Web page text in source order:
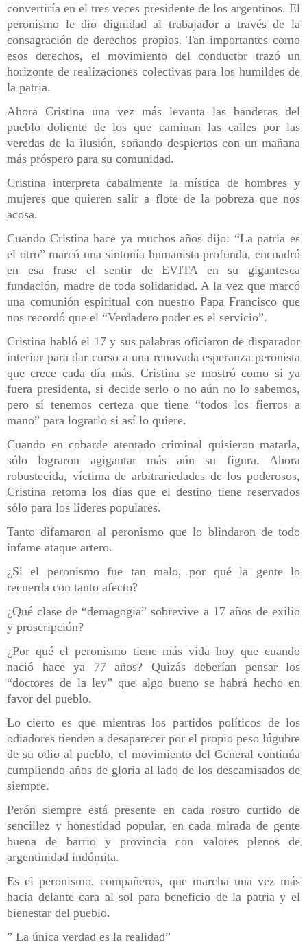
convertiría en el tres veces presidente de los argentinos. El
peronismo le dio dignidad al trabajador a través de la
consagración de derechos propios. Tan importantes como
esos derechos, el movimiento del conductor trazó un
horizonte de realizaciones colectivas para los humildes de
la patria.
Ahora Cristina una vez más levanta las banderas del
pueblo doliente de los que caminan las calles por las
veredas de la ilusión, soñando despiertos con un mañana
más próspero para su comunidad.
Cristina interpreta cabalmente la mística de hombres y
mujeres que quieren salir a flote de la pobreza que nos
acosa.
Cuando Cristina hace ya muchos años dijo: “La patria es
el otro” marcó una sintonía humanista profunda, encuadró
en esa frase el sentir de EVITA en su gigantesca
fundación, madre de toda solidaridad. A la vez que marcó
una comunión espiritual con nuestro Papa Francisco que
nos recordó que el “Verdadero poder es el servicio”.
Cristina habló el 17 y sus palabras oficiaron de disparador
interior para dar curso a una renovada esperanza peronista
que crece cada día más. Cristina se mostró como si ya
fuera presidenta, si decide serlo o no aún no lo sabemos,
pero sí tenemos certeza que tiene “todos los fierros a
mano” para lograrlo si así lo quiere.
Cuando en cobarde atentado criminal quisieron matarla,
sólo lograron agigantar más aún su figura. Ahora
robustecida, víctima de arbitrariedades de los poderosos,
Cristina retoma los días que el destino tiene reservados
sólo para los lideres populares.
Tanto difamaron al peronismo que lo blindaron de todo
infame ataque artero.
¿Si el peronismo fue tan malo, por qué la gente lo
recuerda con tanto afecto?
¿Qué clase de “demagogia” sobrevive a 17 años de exilio
y proscripción?
¿Por qué el peronismo tiene más vida hoy que cuando
nació hace ya 77 años? Quizás deberían pensar los
“doctores de la ley” que algo bueno se habrá hecho en
favor del pueblo.
Lo cierto es que mientras los partidos políticos de los
odiadores tienden a desaparecer por el propio peso lúgubre
de su odio al pueblo, el movimiento del General continúa
cumpliendo años de gloria al lado de los descamisados de
siempre.
Perón siempre está presente en cada rostro curtido de
sencillez y honestidad popular, en cada mirada de gente
buena de barrio y provincia con valores plenos de
argentinidad indómita.
Es el peronismo, compañeros, que marcha una vez más
hacia delante cara al sol para beneficio de la patria y el
bienestar del pueblo.
” La única verdad es la realidad”